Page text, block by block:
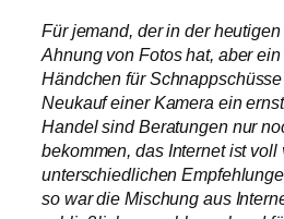
Für jemand, der in der
Ahnung von Fotos hat, aber
Händchen für
Neukauf einer Kamera ein
Handel sind Beratungen nur
bekommen, das Internet ist voll
unterschiedlichen
so war die Mischung aus